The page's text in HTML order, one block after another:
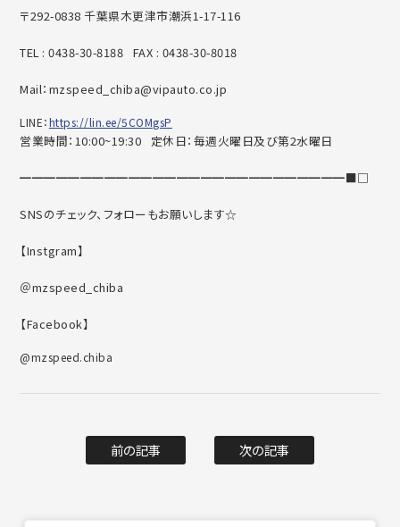
〒292-0838 千葉県木更津市潮浜1-17-116
TEL : 0438-30-8188 FAX : 0438-30-8018
Mail：mzspeed_chiba@vipauto.co.jp
LINE：https://lin.ee/5COMgsP
営業時間：10:00~19:30 定休日：毎週火曜日及び第2水曜日
━━━━━━━━━━━━━━━━━━━━━━━━━━━■□
SNSのチェック、フォローもお願いします☆
【Instgram】
＠mzspeed_chiba
【Facebook】
@mzspeed.chiba
前の記事 次の記事